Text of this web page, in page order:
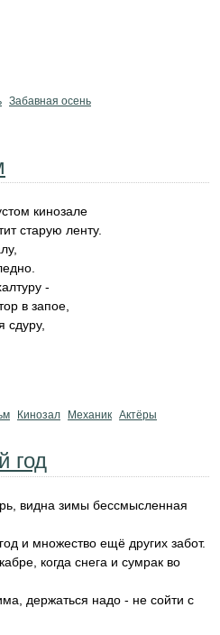
Забавная осень
кинозале
старую ленту.
-
в запое,
сдуру,
Кинозал Механик Актёры
год
видна зимы бессмысленная
и множество ещё других забот.
когда снега и сумрак во
держаться надо - не сойти с